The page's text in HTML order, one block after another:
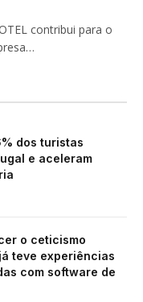
contribui para o
dos turistas
e aceleram
o ceticismo
teve experiências
com software de